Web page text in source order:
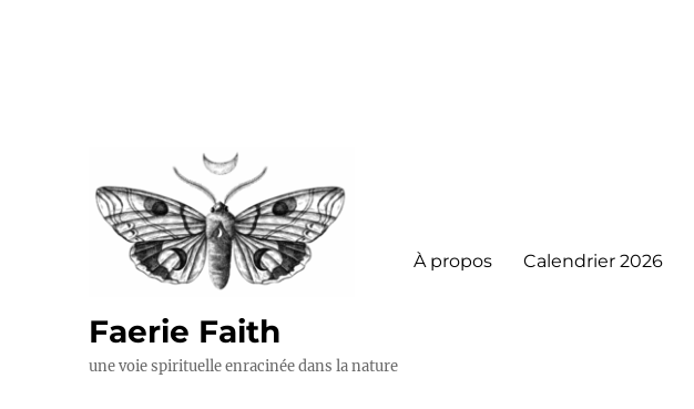
Faerie Faith
une voie spirituelle enracinée dans la nature
À propos Calendrier 2026